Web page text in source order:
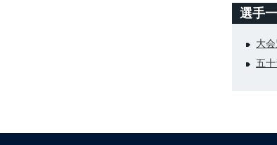
選手
大会
五